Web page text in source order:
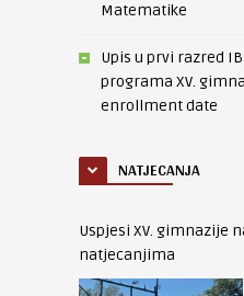
Matematike
Upis u prvi razred
programa XV.
enrollment date
NATJECANJA
Uspjesi XV. gimnazije
natjecanjima